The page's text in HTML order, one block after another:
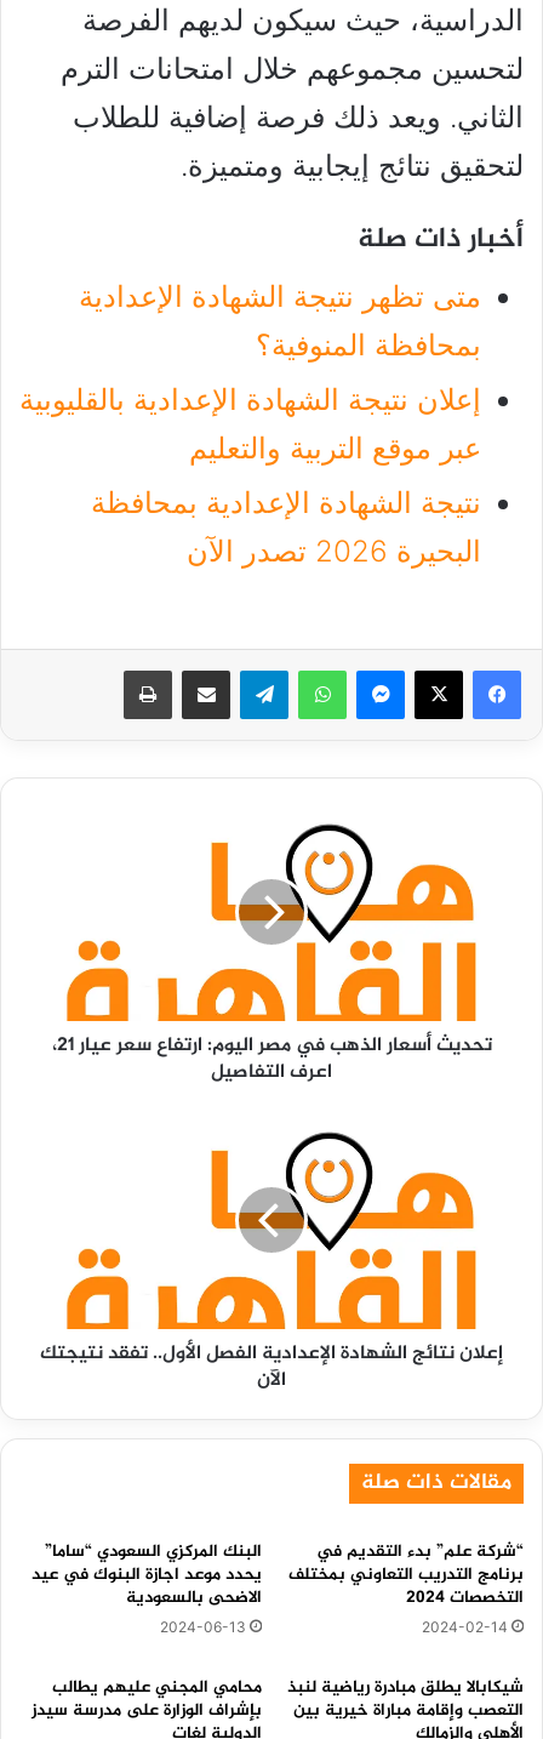
الدراسية، حيث سيكون لديهم الفرصة
لتحسين مجموعهم خلال امتحانات الترم
الثاني. ويعد ذلك فرصة إضافية للطلاب
لتحقيق نتائج إيجابية ومتميزة.
أخبار ذات صلة
متى تظهر نتيجة الشهادة الإعدادية
بمحافظة المنوفية؟
إعلان نتيجة الشهادة الإعدادية بالقليوبية
عبر موقع التربية والتعليم
نتيجة الشهادة الإعدادية بمحافظة
البحيرة 2026 تصدر الآن
فيسبوك ‫X ماسنجر واتساب تيلقرام مشاركة عبر البريد طباعة
تحديث أسعار الذهب في مصر اليوم: ارتفاع سعر عيار 21،
اعرف التفاصيل
الإعدادية
إعلان نتائج الشهادة الإعدادية الفصل الأول.. تفقد نتيجتك
الآن
مقالات ذات صلة
“شركة علم” بدء التقديم في
برنامج التدريب التعاوني بمختلف
التخصصات 2024
2024-02-14
البنك المركزي السعودي “ساما”
يحدد موعد اجازة البنوك في عيد
الاضحى بالسعودية
2024-06-13
شيكابالا يطلق مبادرة رياضية لنبذ
التعصب وإقامة مباراة خيرية بين
محامي المجني عليهم يطالب
بإشراف الوزارة على مدرسة سيدز